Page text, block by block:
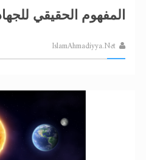
المفهوم الحقيقي
IslamAhmadiyya.Net